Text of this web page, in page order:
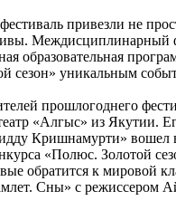
привезли не
Междисциплинарный
образовательная
сезон» уникальным
прошлогоднего
«Алгыс» из Якутии.
Кришнамурти» вошел
«Полюс. Золотой
обратится к мировой
Сны» с режиссером